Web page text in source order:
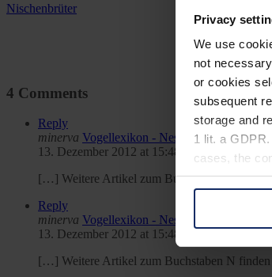
Privacy
We use
not
or cookies
subsequent
storage and
1 lit. a
cases, the
You can
footer of our
Nischenbrüter
4 Comments
Reply
minerva Vogellexikon - Nestflüchter - Vogel
13. Dezember 2012 at 15:48
[…] Weitere Artikel zum Buchstaben N
Reply
minerva Vogellexikon - Nesthocker - Vogel &
13. Dezember 2012 at 15:48
[…] Weitere Artikel zum Buchstaben N